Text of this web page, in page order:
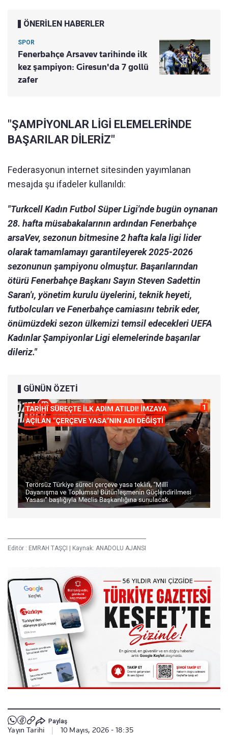
ÖNERİLEN HABERLER
SPOR
Fenerbahçe Arsavev tarihinde ilk
kez şampiyon: Giresun'da 7 gollü
zafer
"ŞAMPİYONLAR LİGİ ELEMELERİNDE
BAŞARILAR DİLERİZ"
Federasyonun internet sitesinden yayımlanan
mesajda şu ifadeler kullanıldı:
"Turkcell Kadın Futbol Süper Ligi'nde bugün oynanan
28. hafta müsabakalarının ardından Fenerbahçe
arsaVev, sezonun bitmesine 2 hafta kala ligi lider
olarak tamamlamayı garantileyerek 2025-2026
sezonunun şampiyonu olmuştur. Başarılarından
ötürü Fenerbahçe Başkanı Sayın Steven Sadettin
Saran'ı, yönetim kurulu üyelerini, teknik heyeti,
futbolcuları ve Fenerbahçe camiasını tebrik eder,
önümüzdeki sezon ülkemizi temsil edecekleri UEFA
Kadınlar Şampiyonlar Ligi elemelerinde başarılar
dileriz."
GÜNÜN ÖZETİ
Editör : EMRAH TAŞÇI | Kaynak: ANADOLU AJANSI
Paylaş
Yayın Tarihi 10 Mayıs, 2026 - 18:35